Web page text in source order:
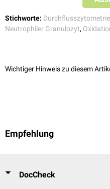
Stichworte: Durchflusszytometrie
Neutrophiler Granulozyt,
Wichtiger Hinweis zu diesem
Empfehlung
DocCheck